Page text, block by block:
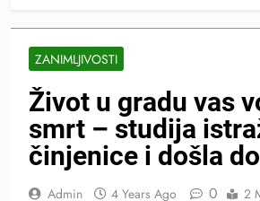
ZANIMLJIVOSTI
Život u gradu vas
smrt – studija
činjenice i došla
Admin 4 Years Ago 0 2